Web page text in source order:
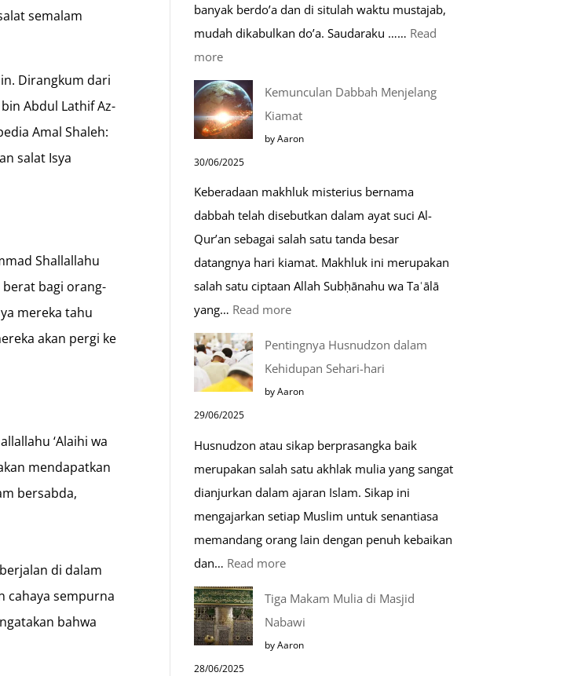
semalam
Dirangkum dari
Abdul Lathif Az-
Amal Shaleh:
salat Isya
Shallallahu
berat bagi orang-
mereka tahu
akan pergi ke
‘Alaihi wa
mendapatkan
bersabda,
di dalam
cahaya sempurna
bahwa
banyak berdo’a dan di situlah waktu mustajab,
mudah dikabulkan do’a. Saudaraku …… Read
more:
Do’a
Saat
Safar,
Mustajab
Kemunculan Dabbah Menjelang
Kiamat
by Aaron
30/06/2025
Keberadaan makhluk misterius bernama
dabbah telah disebutkan dalam ayat suci Al-
Qur’an sebagai salah satu tanda besar
datangnya hari kiamat. Makhluk ini merupakan
salah satu ciptaan Allah Subḥānahu wa Taʿālā
yang… Read more:
Dabbah
Menjelang
Pentingnya Husnudzon dalam
Kehidupan Sehari-hari
by Aaron
29/06/2025
Husnudzon atau sikap berprasangka baik
merupakan salah satu akhlak mulia yang sangat
dianjurkan dalam ajaran Islam. Sikap ini
mengajarkan setiap Muslim untuk senantiasa
memandang orang lain dengan penuh kebaikan
dan… Read more:
Tiga Makam Mulia di Masjid
Nabawi
by Aaron
28/06/2025